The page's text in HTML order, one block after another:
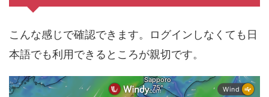
こんな感じで確認できます。ログインしなくても日
本語でも利用できるところが親切です。